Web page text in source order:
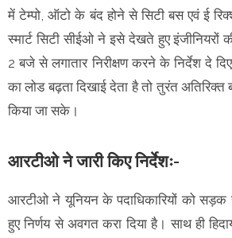
में टेम्पो, ऑटो के बंद होने से सिटी बस एवं ई
स्मार्ट सिटी सीईओ ने इसे देखते हुए इंजीनियरों
2 बजे से लगातार निरीक्षण करने के निर्देश दे
का लोड बढ़ता दिखाई देता है तो तुरंत
किया जा सके।
आरटीओ ने जारी किए निर्देशः-
आरटीओ ने यूनियन के पदाधिकारियों को सड़क
हुए निर्णय से अवगत करा दिया है। साथ ही